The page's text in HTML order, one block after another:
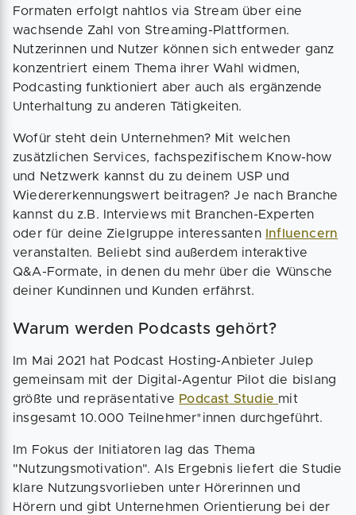
Formaten erfolgt nahtlos via Stream über eine
wachsende Zahl von Streaming-Plattformen.
Nutzerinnen und Nutzer können sich entweder ganz
konzentriert einem Thema ihrer Wahl widmen,
Podcasting funktioniert aber auch als ergänzende
Unterhaltung zu anderen Tätigkeiten.
Wofür steht dein Unternehmen? Mit welchen
zusätzlichen Services, fachspezifischem Know-how
und Netzwerk kannst du zu deinem USP und
Wiedererkennungswert beitragen? Je nach Branche
kannst du z.B. Interviews mit Branchen-Experten
oder für deine Zielgruppe interessanten
Influencern
veranstalten. Beliebt sind außerdem interaktive
Q&A-Formate, in denen du mehr über die Wünsche
deiner Kundinnen und Kunden erfährst.
Warum werden Podcasts gehört?
Im Mai 2021 hat Podcast Hosting-Anbieter Julep
gemeinsam mit der Digital-Agentur Pilot die bislang
größte und repräsentative Podcast Studie mit
insgesamt 10.000 Teilnehmer*innen durchgeführt.
Im Fokus der Initiatoren lag das Thema
"Nutzungsmotivation". Als Ergebnis liefert die Studie
klare Nutzungsvorlieben unter Hörerinnen und
Hörern und gibt Unternehmen Orientierung bei der